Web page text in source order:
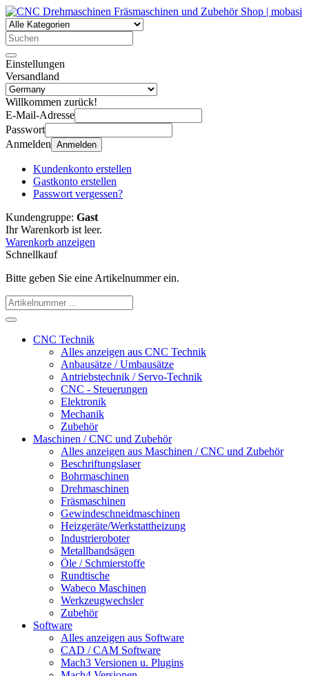
Einstellungen
Versandland
Willkommen zurück!
E-Mail-Adresse
Passwort
Anmelden Anmelden
Kundenkonto erstellen
Gastkonto erstellen
Passwort vergessen?
Kundengruppe: Gast
Ihr Warenkorb ist leer.
Warenkorb anzeigen
Schnellkauf
Bitte geben Sie eine Artikelnummer ein.
CNC Technik
Alles anzeigen aus CNC Technik
Anbausätze / Umbausätze
Antriebstechnik / Servo-Technik
CNC - Steuerungen
Elektronik
Mechanik
Zubehör
Maschinen / CNC und Zubehör
Alles anzeigen aus Maschinen / CNC und Zubehör
Beschriftungslaser
Bohrmaschinen
Drehmaschinen
Fräsmaschinen
Gewindeschneidmaschinen
Heizgeräte/Werkstattheizung
Industrieroboter
Metallbandsägen
Öle / Schmierstoffe
Rundtische
Wabeco Maschinen
Werkzeugwechsler
Zubehör
Software
Alles anzeigen aus Software
CAD / CAM Software
Mach3 Versionen u. Plugins